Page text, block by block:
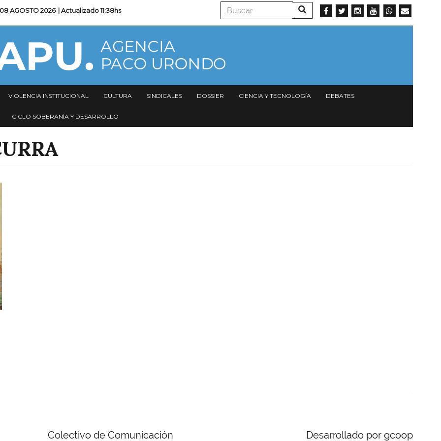
08 AGOSTO 2026 | Actualizado11:38hs Buscar Buscar
VIOLENCIA INSTITUCIONAL CULTURA SINDICALES DOSSIER CIENCIA Y TECNOLOGÍA DEBATES
CICLO SOBERANÍA Y DESARROLLO
Colectivo de Comunicación Desarrollado por gcoop